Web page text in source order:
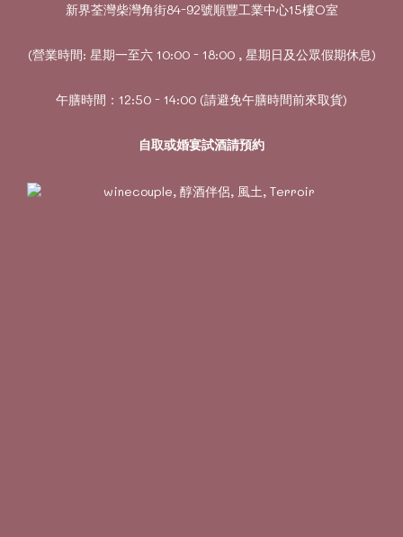
新界荃灣柴灣角街84-92號順豐工業中心15樓O室
(營業時間: 星期一至六 10:00 - 18:00 , 星期日及公眾假期休息)
午膳時間：12:50 - 14:00 (請避免午膳時間前來取貨)
自取或婚宴試酒請預約